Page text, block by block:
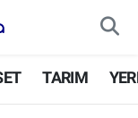
TARIM